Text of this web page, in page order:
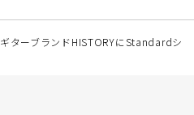
ギターブランドHISTORYにStandardシ